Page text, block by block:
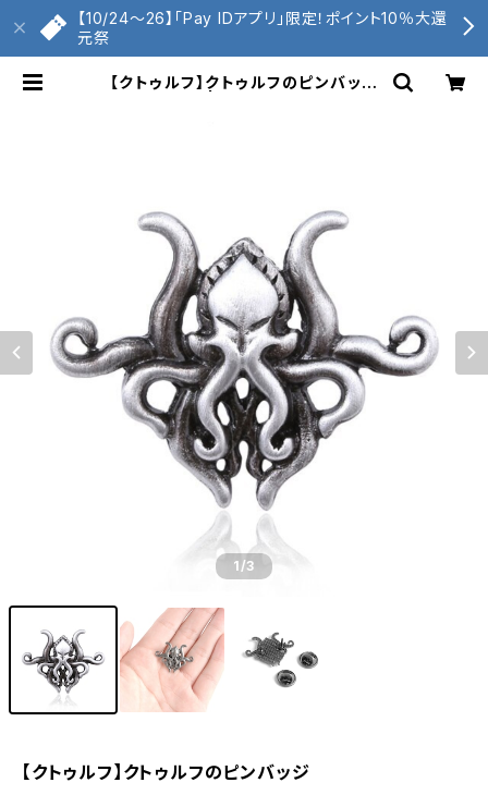
【10/24〜26】「Pay IDアプリ」限定！ポイント10％大還
元祭
【クトゥルフ】クトゥルフのピンバッジ
1/3
【クトゥルフ】クトゥルフのピンバッジ